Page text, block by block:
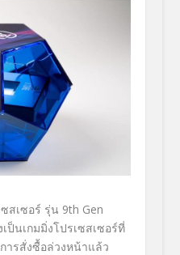
สเซอร์ รุ่น 9th Gen
ป็นเกมมิ่งโปรเซสเซอร์ที่
ารสั่งซื้อล่วงหน้าแล้ว